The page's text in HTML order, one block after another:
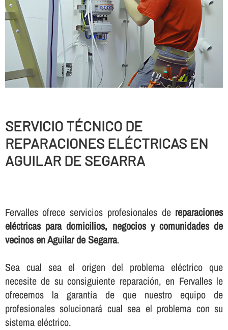
SERVICIO TÉCNICO DE
REPARACIONES ELÉCTRICAS EN
AGUILAR DE SEGARRA
Fervalles ofrece servicios profesionales de reparaciones
eléctricas para domicilios, negocios y comunidades de
vecinos en Aguilar de Segarra.
Sea cual sea el origen del problema eléctrico que
necesite de su consiguiente reparación, en Fervalles le
ofrecemos la garantí­a de que nuestro equipo de
profesionales solucionará cual sea el problema con su
sistema eléctrico.